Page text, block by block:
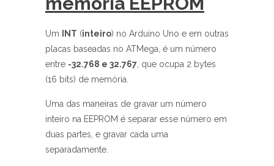
Um INT (inteiro) no Arduino Uno e em outras
placas baseadas no ATMega, é um número
entre -32.768 e 32.767 , que ocupa 2 bytes
(16 bits) de memória.
Uma das maneiras de gravar um número
inteiro na EEPROM é separar esse número em
duas partes, e gravar cada uma
separadamente.